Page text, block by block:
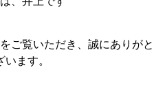
ご覧いただき、誠にありがと
います。